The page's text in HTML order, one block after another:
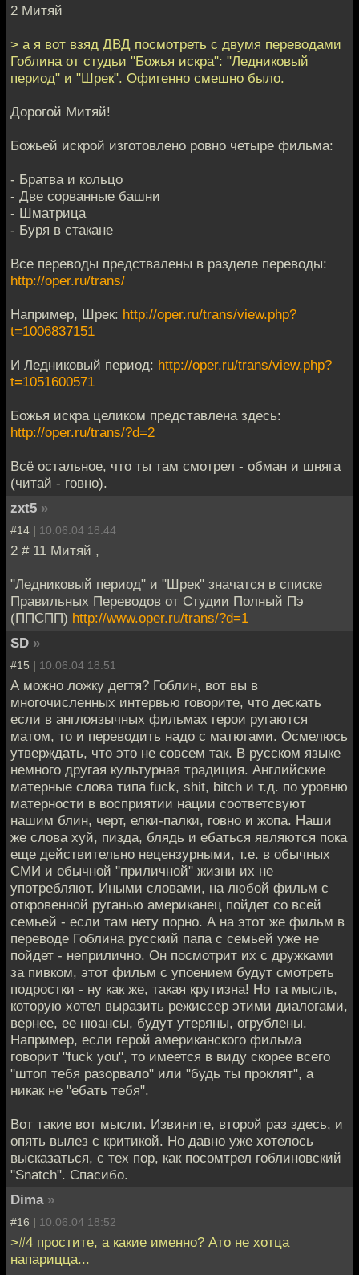
2 Митяй
> а я вот взяд ДВД посмотреть с двумя переводами
Гоблина от студьи "Божья искра": "Ледниковый
период" и "Шрек". Офигенно смешно было.
Дорогой Митяй!
Божьей искрой изготовлено ровно четыре фильма:
- Братва и кольцо
- Две сорванные башни
- Шматрица
- Буря в стакане
Все переводы предствалены в разделе переводы:
http://oper.ru/trans/
Например, Шрек: http://oper.ru/trans/view.php?
t=1006837151
И Ледниковый период: http://oper.ru/trans/view.php?
t=1051600571
Божья искра целиком представлена здесь:
http://oper.ru/trans/?d=2
Всё остальное, что ты там смотрел - обман и шняга
(читай - говно).
zxt5 »
#14 | 10.06.04 18:44
2 # 11 Митяй ,
"Ледниковый период" и "Шрек" значатся в списке
Правильных Переводов от Студии Полный Пэ
(ППСПП) http://www.oper.ru/trans/?d=1
SD »
#15 | 10.06.04 18:51
А можно ложку дегтя? Гоблин, вот вы в
многочисленных интервью говорите, что дескать
если в англоязычных фильмах герои ругаются
матом, то и переводить надо с матюгами. Осмелюсь
утверждать, что это не совсем так. В русском языке
немного другая культурная традиция. Английские
матерные слова типа fuck, shit, bitch и т.д. по уровню
матерности в восприятии нации соответсвуют
нашим блин, черт, елки-палки, говно и жопа. Наши
же слова хуй, пизда, блядь и ебаться являются пока
еще действительно нецензурными, т.е. в обычных
СМИ и обычной "приличной" жизни их не
употребляют. Иными словами, на любой фильм с
откровенной руганью американец пойдет со всей
семьей - если там нету порно. А на этот же фильм в
переводе Гоблина русский папа с семьей уже не
пойдет - неприлично. Он посмотрит их с дружками
за пивком, этот фильм с упоением будут смотреть
подростки - ну как же, такая крутизна! Но та мысль,
которую хотел выразить режиссер этими диалогами,
вернее, ее нюансы, будут утеряны, огрублены.
Например, если герой американского фильма
говорит "fuck you", то имеется в виду скорее всего
"штоп тебя разорвало" или "будь ты проклят", а
никак не "ебать тебя".
Вот такие вот мысли. Извините, второй раз здесь, и
опять вылез с критикой. Но давно уже хотелось
высказаться, с тех пор, как посомтрел гоблиновский
"Snatch". Спасибо.
Dima »
#16 | 10.06.04 18:52
>#4 простите, а какие именно? Ато не хотца
напарицца...